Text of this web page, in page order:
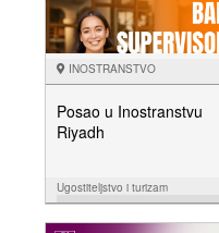
INOSTRANSTVO
Posao u Inostranstvu
Riyadh
Ugostiteljstvo i turizam